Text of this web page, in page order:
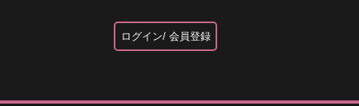
ログイン 会員登録